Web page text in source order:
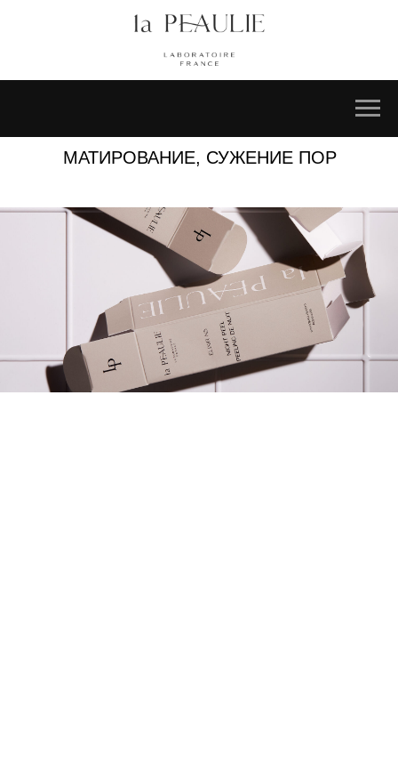
МАТИРОВАНИЕ, СУЖЕНИЕ ПОР